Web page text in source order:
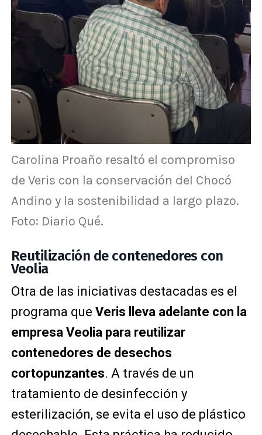
Carolina Proaño resaltó el compromiso
de Veris con la conservación del Chocó
Andino y la sostenibilidad a largo plazo.
Foto: Diario Qué.
Reutilización de contenedores con
Veolia
Otra de las iniciativas destacadas es el
programa que Veris lleva adelante con la
empresa Veolia para reutilizar
contenedores de desechos
cortopunzantes. A través de un
tratamiento de desinfección y
esterilización, se evita el uso de plástico